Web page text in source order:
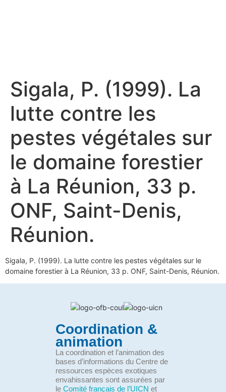
Sigala, P. (1999). La
lutte contre les
pestes végétales sur
le domaine forestier
à La Réunion, 33 p.
ONF, Saint-Denis,
Réunion.
Sigala, P. (1999). La lutte contre les pestes végétales sur le
domaine forestier à La Réunion, 33 p. ONF, Saint-Denis, Réunion.
Coordination &
animation
La coordination et l’animation des
bases d’informations du Centre de
ressources espèces exotiques
envahissantes sont assurées par
le Comité français de l’UICN et